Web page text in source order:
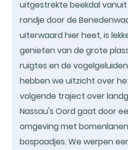
uitgestrekte beekdal
rondje door de
uiterwaard hier heet, is
genieten van de grote
ruigtes en de
hebben we uitzicht over
volgende traject over
Nassau's Oord gaat door
omgeving met
bospaadjes. We werpen